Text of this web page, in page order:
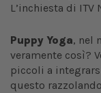
Puppy Yoga, nel
veramente così?
piccoli a
questo